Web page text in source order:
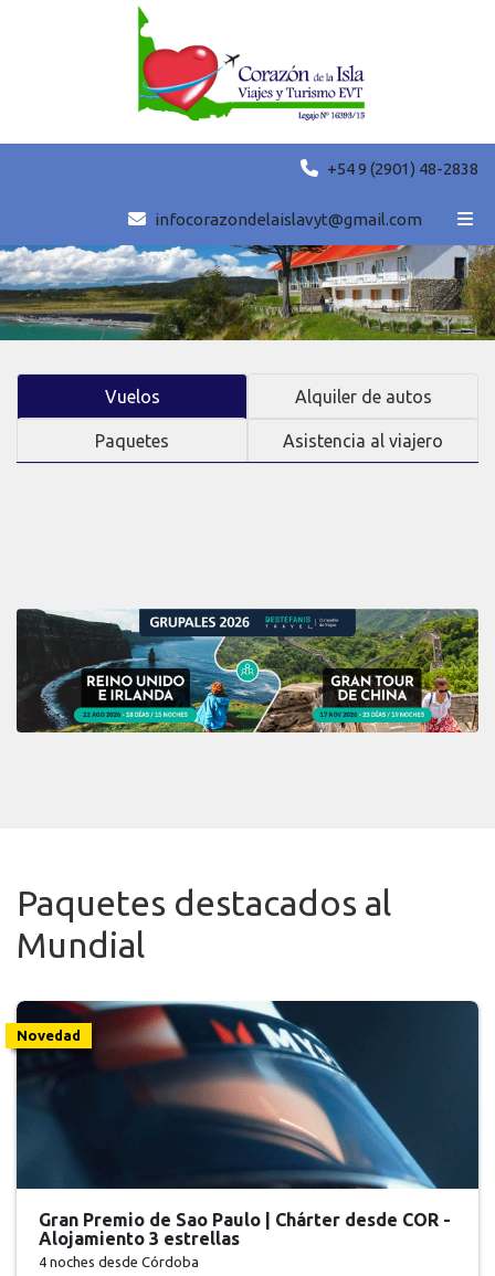
+54 9 (2901) 48-2838
infocorazondelaislavyt@gmail.com
Vuelos Alquiler de autos
Paquetes Asistencia al viajero
Paquetes destacados al
Mundial
Novedad
Gran Premio de Sao Paulo | Chárter desde COR -
Alojamiento 3 estrellas
4 noches desde Córdoba